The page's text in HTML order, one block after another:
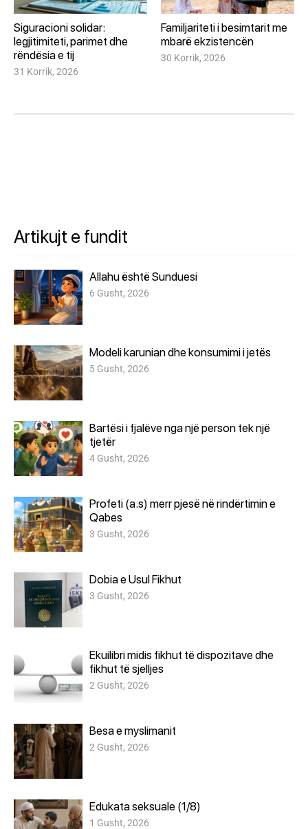
Siguracioni solidar:
legjitimiteti, parimet dhe
rëndësia e tij
31 Korrik, 2026
Familjariteti i besimtarit me
mbarë ekzistencën
30 Korrik, 2026
Artikujt e fundit
Allahu është Sunduesi
6 Gusht, 2026
Modeli karunian dhe konsumimi i jetës
5 Gusht, 2026
Bartësi i fjalëve nga një person tek një
tjetër
4 Gusht, 2026
Profeti (a.s) merr pjesë në rindërtimin e
Qabes
3 Gusht, 2026
Dobia e Usul Fikhut
3 Gusht, 2026
Ekuilibri midis fikhut të dispozitave dhe
fikhut të sjelljes
2 Gusht, 2026
Besa e myslimanit
2 Gusht, 2026
Edukata seksuale (1/8)
1 Gusht, 2026